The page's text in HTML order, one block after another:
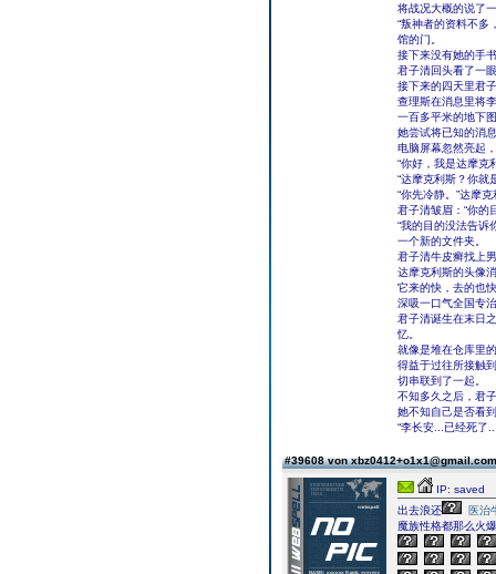
将战况大概的说了
“叛神者的资料不多
馆的门。
接下来没有她的手
君子清回头看了一
接下来的四天里君
查理斯在消息里将
一百多平米的地下
她尝试将已知的消
电脑屏幕忽然亮起
“你好，我是达摩克
“达摩克利斯？你就
“你先冷静。”达摩
君子清皱眉：“你的
“我的目的没法告诉
一个新的文件夹。
君子清牛皮癣找上
达摩克利斯的头像
它来的快，去的也
深吸一口气全国专
君子清诞生在末日
忆。
就像是堆在仓库里
得益于过往所接触
切串联到了一起。
不知多久之后，君
她不知自己是否看
“李长安...已经死了
#39608 von
IP: saved
出去浪还
医治
魔族性格都那么火